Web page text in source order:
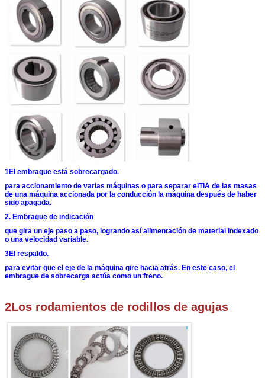
1El embrague está sobrecargado.
para accionamiento de varias máquinas o para separar elTiA de las masas
de una máquina accionada por la conducción la máquina después de haber
sido apagada.
2. Embrague de indicación
que gira un eje paso a paso, logrando así alimentación de material indexado
o una velocidad variable.
3El respaldo.
para evitar que el eje de la máquina gire hacia atrás. En este caso, el
embrague de sobrecarga actúa como un freno.
2Los rodamientos de rodillos de agujas